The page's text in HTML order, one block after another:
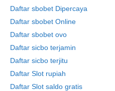
Daftar sbobet Dipercaya
Daftar sbobet Online
Daftar sbobet ovo
Daftar sicbo terjamin
Daftar sicbo terjitu
Daftar Slot rupiah
Daftar Slot saldo gratis